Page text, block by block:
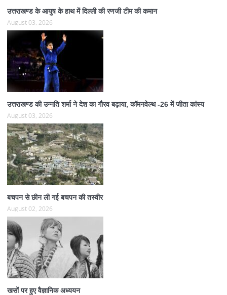
उत्तराखण्ड के आयुष के हाथ में दिल्ली की रणजी टीम की कमान
August 03, 2026
उत्तराखण्ड की उन्नति शर्मा ने देश का गौरव बढ़ाया, कॉमनवेल्थ -26 में जीता कांस्य
August 03, 2026
बचपन से छीन ली गई बचपन की तस्वीर
August 02, 2026
खसों पर हुए वैज्ञानिक अध्ययन